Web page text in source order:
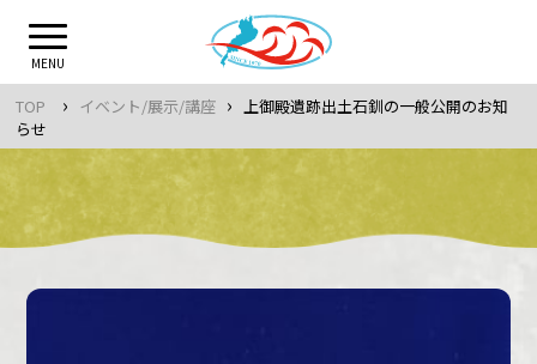
content
MENU
TOP › イベント/展示/講座 ›
上御殿遺跡出土石釧の一般公開のお知
らせ